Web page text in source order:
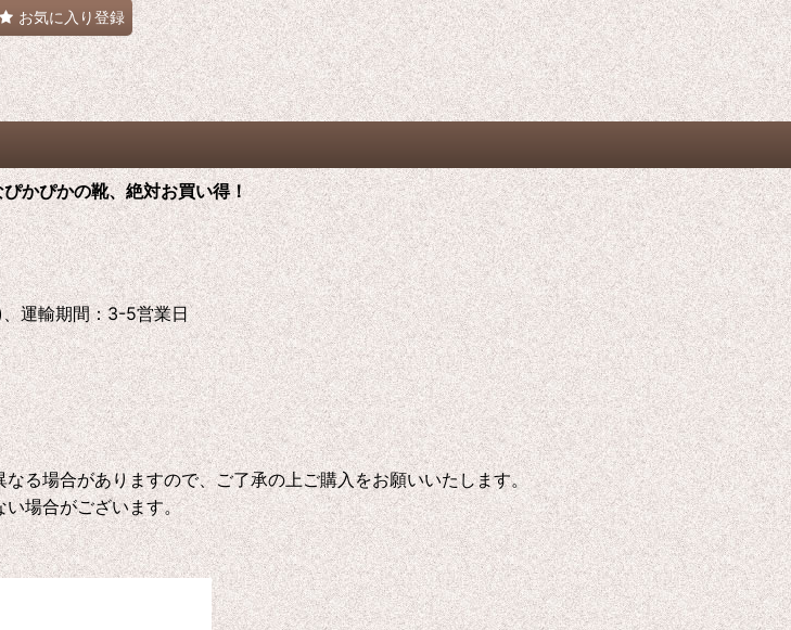
お気に入り登録
ぴかぴかの靴、絶対お買い得！
運輸期間：3-5営業日
場合がありますので、ご了承の上ご購入をお願いいたします。
場合がございます。